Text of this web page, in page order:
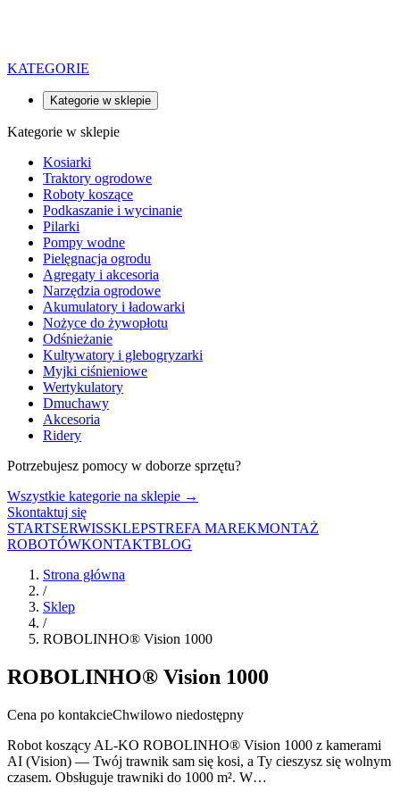
KATEGORIE
Kategorie w sklepie
Kategorie w sklepie
Kosiarki
Traktory ogrodowe
Roboty koszące
Podkaszanie i wycinanie
Pilarki
Pompy wodne
Pielęgnacja ogrodu
Agregaty i akcesoria
Narzędzia ogrodowe
Akumulatory i ładowarki
Nożyce do żywopłotu
Odśnieżanie
Kultywatory i glebogryzarki
Myjki ciśnieniowe
Wertykulatory
Dmuchawy
Akcesoria
Ridery
Potrzebujesz pomocy w doborze sprzętu?
Wszystkie kategorie na sklepie →
Skontaktuj się
STARTSERWISSKLEPSTREFA MAREKMONTAŻ
ROBOTÓWKONTAKTBLOG
Strona główna
/
Sklep
/
ROBOLINHO® Vision 1000
ROBOLINHO® Vision 1000
Cena po kontakcieChwilowo niedostępny
Robot koszący AL-KO ROBOLINHO® Vision 1000 z kamerami
AI (Vision) — Twój trawnik sam się kosi, a Ty cieszysz się wolnym
czasem. Obsługuje trawniki do 1000 m². W…